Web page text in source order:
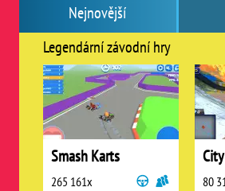
Nejnovější
Legendární závodní hry
Smash Karts
265 161x 80